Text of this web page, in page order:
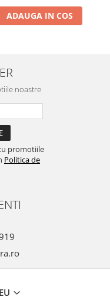
ADAUGA IN COS
noastre
promotiile
Politica de